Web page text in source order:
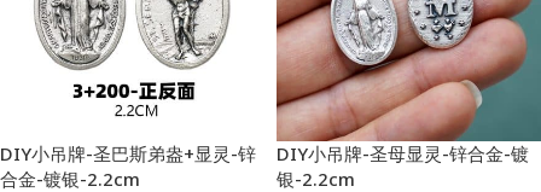
DIY小吊牌-圣巴斯弟盎+显灵-锌
合金-镀银-2.2cm
DIY小吊牌-圣母显灵-锌合金-镀
银-2.2cm